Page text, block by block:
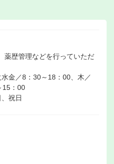
薬歴管理などを行っていただ
金／8：30～18：00、木／
15：00
祝日